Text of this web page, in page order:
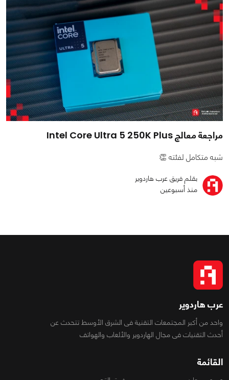
مراجعة معالج Intel Core Ultra 5 250K Plus
شبه متكامل لفئته 👏
بقلم فريق عرب هاردوير
منذ أسبوعين
عرب هاردوير
واحد من أكبر المجتمعات التقنية فى الشرق الأوسط تتحدث عن
أحدث التقنيات فى مجال الهاردوير والألعاب والهواتف
القائمة